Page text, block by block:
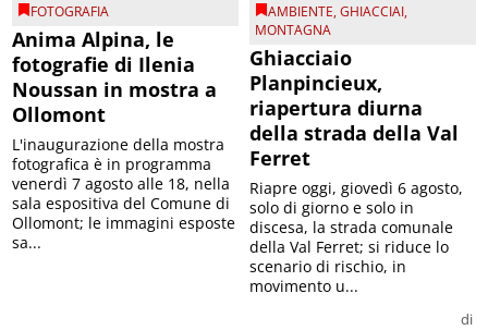
FOTOGRAFIA
Anima Alpina, le
fotografie di Ilenia
Noussan in mostra a
Ollomont
L'inaugurazione della mostra
fotografica è in programma
venerdì 7 agosto alle 18, nella
sala espositiva del Comune di
Ollomont; le immagini esposte
sa...
AMBIENTE,GHIACCIAI,
MONTAGNA
Ghiacciaio
Planpincieux,
riapertura diurna
della strada della Val
Ferret
di
Riapre oggi, giovedì 6 agosto,
solo di giorno e solo in
discesa, la strada comunale
della Val Ferret; si riduce lo
scenario di rischio, in
movimento u...